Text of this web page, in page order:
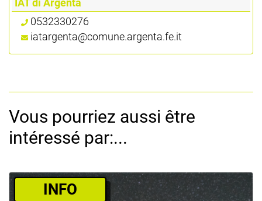
0532330276
iatargenta@comune.argenta.fe.it
Vous pourriez aussi être
intéressé par:...
­INFO